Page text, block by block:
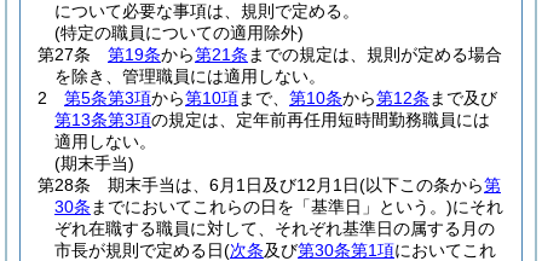
について必要な事項は、規則で定める。
(特定の職員についての適用除外)
第27条
第19条から第21条 までの規定は、規則が定める場合
を除き、管理職員には適用しない。
2
第5条第3項から第10項まで、 第10条から第12条 まで及び
第13条第3項の規定は、定年前再任用短時間勤務職員には
適用しない。
(期末手当)
第28条
期末手当は、6月1日及び12月1日(以下この条から第
30条 までにおいてこれらの日を「基準日」という。)にそれ
ぞれ在職する職員に対して、それぞれ基準日の属する月の
市長が規則で定める日(次条及び第30条第1項においてこれ